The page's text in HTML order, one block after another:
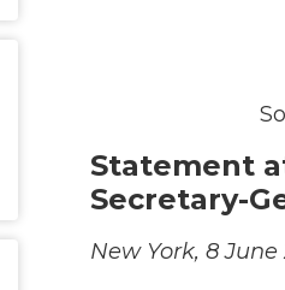
Statement
Secretary-
New York, 8 June